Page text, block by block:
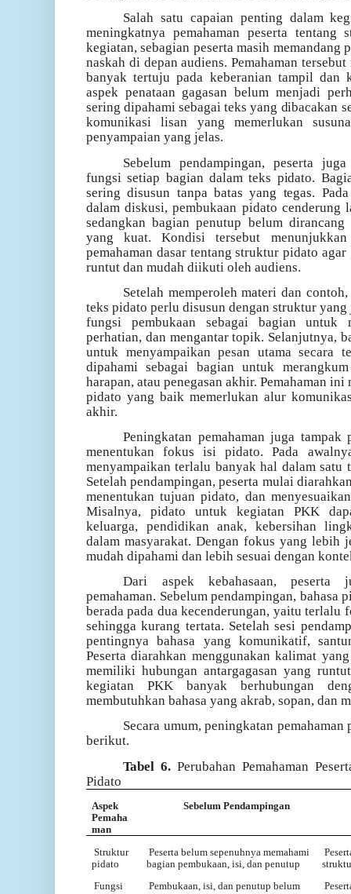
Salah satu capaian penting dalam
meningkatnya pemahaman peserta
kegiatan, sebagian peserta masih memandang
naskah di depan audiens. Pemahaman
banyak tertuju pada keberanian tampil dan
aspek penataan gagasan belum menjadi
sering dipahami sebagai teks yang dibacakan
komunikasi lisan yang memerlukan
penyampaian yang jelas.
Sebelum pendampingan, peserta
fungsi setiap bagian dalam teks pidato.
sering disusun tanpa batas yang tegas.
dalam diskusi, pembukaan pidato cenderung
sedangkan bagian penutup belum
yang kuat. Kondisi tersebut menunjukkan
pemahaman dasar tentang struktur pidato
runtut dan mudah diikuti oleh audiens.
Setelah memperoleh materi dan
teks pidato perlu disusun dengan struktur yang
fungsi pembukaan sebagai bagian untuk
perhatian, dan mengantar topik. Selanjutnya,
untuk menyampaikan pesan utama secara
dipahami sebagai bagian untuk
harapan, atau penegasan akhir. Pemahaman
pidato yang baik memerlukan alur
akhir.
Peningkatan pemahaman juga tampak
menentukan fokus isi pidato. Pada
menyampaikan terlalu banyak hal dalam satu
Setelah pendampingan, peserta mulai
menentukan tujuan pidato, dan
Misalnya, pidato untuk kegiatan PKK
keluarga, pendidikan anak, kebersihan
dalam masyarakat. Dengan fokus yang lebih
mudah dipahami dan lebih sesuai dengan
Dari aspek kebahasaan, peserta
pemahaman. Sebelum pendampingan, bahasa
berada pada dua kecenderungan, yaitu terlalu
sehingga kurang tertata. Setelah sesi
pentingnya bahasa yang komunikatif,
Peserta diarahkan menggunakan kalimat
memiliki hubungan antargagasan yang
kegiatan PKK banyak berhubungan
membutuhkan bahasa yang akrab, sopan, dan
Secara umum, peningkatan
berikut.
Tabel 6. Perubahan Pemahaman
Pidato
Aspek
Pemaha
man
Sebelum Pendampingan
Struktur
pidato
Peserta belum sepenuhnya memahami
bagian pembukaan, isi, dan penutup
Fungsi
Pembukaan, isi, dan penutup belum